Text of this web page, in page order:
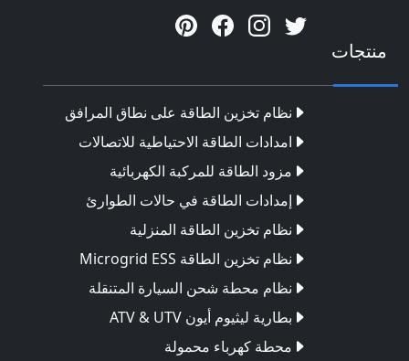
منتجات
نظام تخزين الطاقة على نطاق المرافق
امدادات الطاقة الاحتياطية للاتصالات
مزود الطاقة للمركبة الكهربائية
إمدادات الطاقة في حالات الطوارئ
نظام تخزين الطاقة المنزلية
نظام تخزين الطاقة Microgrid ESS
نظام محطة شحن السيارة المتنقلة
بطارية ليثيوم أيون ATV & UTV
محطة كهرباء محمولة